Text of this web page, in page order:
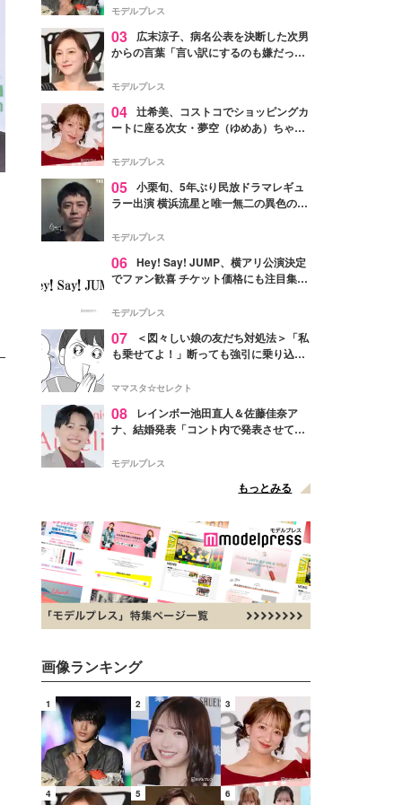
「かっこいい」と反響
モデルプレス
03
広末涼子、病名公表を決断した次男
からの言葉「言い訳にするのも嫌だっ
モデルプレス
04 辻希美、コストコでショッピングカ
ートに座る次女・夢空（ゆめあ）ちゃん
ぎ」「成長を感じる」の声
モデルプレス
05 小栗旬、5年ぶり民放ドラマレギュ
ラー出演 横浜流星と唯一無二の異色のバ
モデルプレス
06 Hey! Say! JUMP、横アリ公演決定
でファン歓喜 チケット価格にも注目集ま
モデルプレス
07
＜図々しい娘の友だち対処法＞「私
も乗せてよ！」断っても強引に乗り込ん
ママスタ☆セレクト
08
レインボー池田直人＆佐藤佳奈ア
ナ、結婚発表「コント内で発表させてい
点変更のため
モデルプレス
もっとみる
画像ランキング
1 2 3
4 5 6